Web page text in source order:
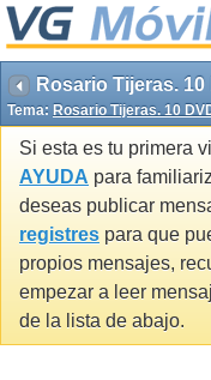
Tema: Rosario Tijeras. 10
Si esta es tu primera
AYUDA para
deseas publicar
registres para que
propios mensajes,
empezar a leer
de la lista de abajo.